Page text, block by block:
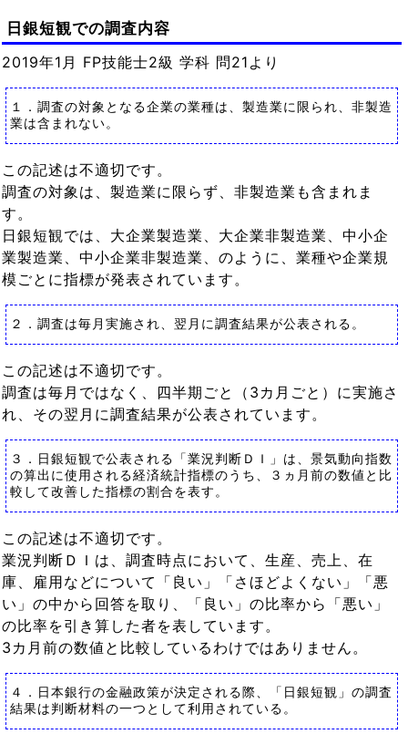
日銀短観での調査内容
2019年1月 FP技能士2級 学科 問21より
１．調査の対象となる企業の業種は、製造業に限られ、非製造
業は含まれない。
この記述は不適切です。
調査の対象は、製造業に限らず、非製造業も含まれま
す。
日銀短観では、大企業製造業、大企業非製造業、中小企
業製造業、中小企業非製造業、のように、業種や企業規
模ごとに指標が発表されています。
２．調査は毎月実施され、翌月に調査結果が公表される。
この記述は不適切です。
調査は毎月ではなく、四半期ごと（3カ月ごと）に実施さ
れ、その翌月に調査結果が公表されています。
３．日銀短観で公表される「業況判断ＤＩ」は、景気動向指数
の算出に使用される経済統計指標のうち、３ヵ月前の数値と比
較して改善した指標の割合を表す。
この記述は不適切です。
業況判断ＤＩは、調査時点において、生産、売上、在
庫、雇用などについて「良い」「さほどよくない」「悪
い」の中から回答を取り、「良い」の比率から「悪い」
の比率を引き算した者を表しています。
3カ月前の数値と比較しているわけではありません。
４．日本銀行の金融政策が決定される際、「日銀短観」の調査
結果は判断材料の一つとして利用されている。